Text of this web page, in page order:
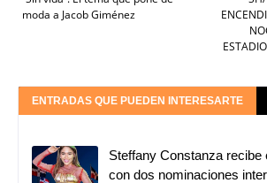
moda a Jacob Giménez
ENTRADAS QUE PUEDEN INTERESARTE
Steffany Constanza recibe
con dos nominaciones